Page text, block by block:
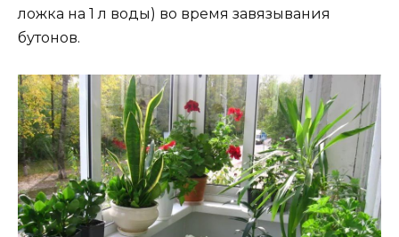
ложка на 1 л воды) во время завязывания
бутонов.